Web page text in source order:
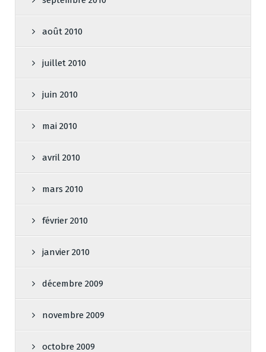
août 2010
juillet 2010
juin 2010
mai 2010
avril 2010
mars 2010
février 2010
janvier 2010
décembre 2009
novembre 2009
octobre 2009